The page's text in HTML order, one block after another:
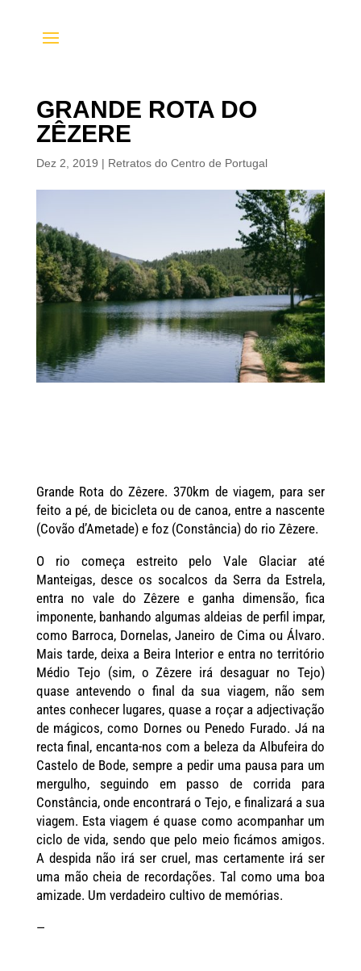
GRANDE ROTA DO
ZÊZERE
Dez 2, 2019 | Retratos do Centro de Portugal
Grande Rota do Zêzere. 370km de viagem, para ser
feito a pé, de bicicleta ou de canoa, entre a nascente
(Covão d’Ametade) e foz (Constância) do rio Zêzere.
O rio começa estreito pelo Vale Glaciar até
Manteigas, desce os socalcos da Serra da Estrela,
entra no vale do Zêzere e ganha dimensão, fica
imponente, banhando algumas aldeias de perfil impar,
como Barroca, Dornelas, Janeiro de Cima ou Álvaro.
Mais tarde, deixa a Beira Interior e entra no território
Médio Tejo (sim, o Zêzere irá desaguar no Tejo)
quase antevendo o final da sua viagem, não sem
antes conhecer lugares, quase a roçar a adjectivação
de mágicos, como Dornes ou Penedo Furado. Já na
recta final, encanta-nos com a beleza da Albufeira do
Castelo de Bode, sempre a pedir uma pausa para um
mergulho, seguindo em passo de corrida para
Constância, onde encontrará o Tejo, e finalizará a sua
viagem. Esta viagem é quase como acompanhar um
ciclo de vida, sendo que pelo meio ficámos amigos.
A despida não irá ser cruel, mas certamente irá ser
uma mão cheia de recordações. Tal como uma boa
amizade. Um verdadeiro cultivo de memórias.
—